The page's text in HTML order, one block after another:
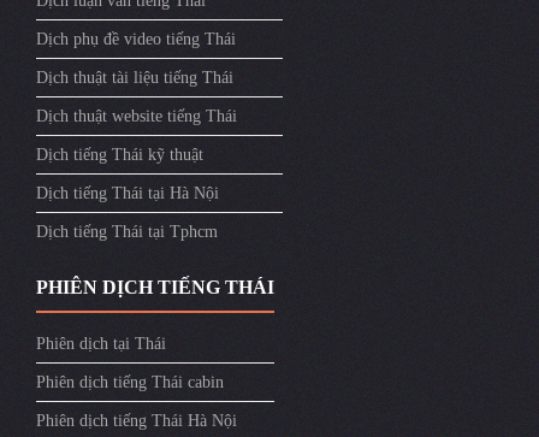
Dịch phụ đề video tiếng Thái
Dịch thuật tài liệu tiếng Thái
Dịch thuật website tiếng Thái
Dịch tiếng Thái kỹ thuật
Dịch tiếng Thái tại Hà Nội
Dịch tiếng Thái tại Tphcm
PHIÊN DỊCH TIẾNG THÁI
Phiên dịch tại Thái
Phiên dịch tiếng Thái cabin
Phiên dịch tiếng Thái Hà Nội